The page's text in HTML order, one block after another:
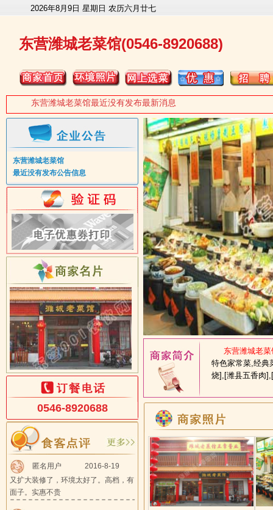
2026年8月9日 星期日 农历六月廿七
东营潍城老菜馆(0546-8920688)
东营潍城老菜馆最近没有发布最新消息
东营潍城老菜馆
最近没有发布公告信息
0546-8920688
匿名用户
2016-8-19
又扩大装修了，环境太好了。高档，有
面子。实惠不贵
东营潍城老
特色家常菜,经典
烧],[潍县五香肉